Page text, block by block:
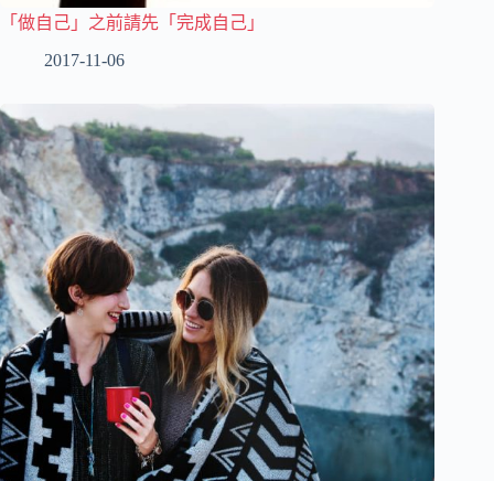
「做自己」之前請先「完成自己」
2017-11-06